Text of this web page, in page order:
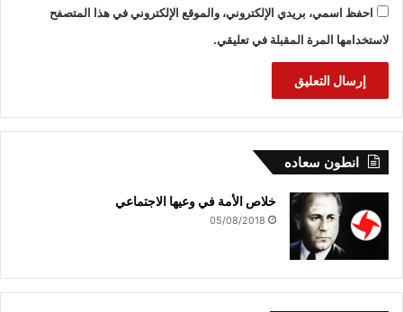
احفظ اسمي، بريدي الإلكتروني، والموقع الإلكتروني في هذا المتصفح
لاستخدامها المرة المقبلة في تعليقي.
انطون سعاده
خلاص الأمة في وعيها الاجتماعي
05/08/2018